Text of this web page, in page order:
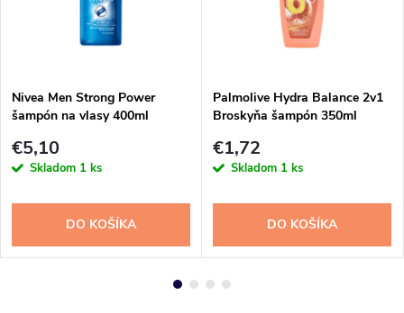
Nivea Men Strong Power
šampón na vlasy 400ml
€5,10
Skladom 1 ks
DO KOŠÍKA
Palmolive Hydra Balance 2v1
Broskyňa šampón 350ml
€1,72
Skladom 1 ks
DO KOŠÍKA